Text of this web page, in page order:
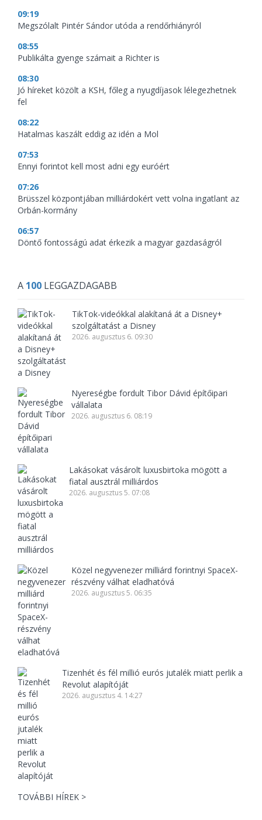
09:19
Megszólalt Pintér Sándor utóda a rendőrhiányról
08:55
Publikálta gyenge számait a Richter is
08:30
Jó híreket közölt a KSH, főleg a nyugdíjasok lélegezhetnek
fel
08:22
Hatalmas kaszált eddig az idén a Mol
07:53
Ennyi forintot kell most adni egy euróért
07:26
Brüsszel központjában milliárdokért vett volna ingatlant az
Orbán-kormány
06:57
Döntő fontosságú adat érkezik a magyar gazdaságról
A 100 LEGGAZDAGABB
TikTok-videókkal alakítaná át a Disney+
szolgáltatást a Disney
2026. augusztus 6. 09:30
Nyereségbe fordult Tibor Dávid építőipari
vállalata
2026. augusztus 6. 08:19
Lakásokat vásárolt luxusbirtoka mögött a
fiatal ausztrál milliárdos
2026. augusztus 5. 07:08
Közel negyvenezer milliárd forintnyi SpaceX-
részvény válhat eladhatóvá
2026. augusztus 5. 06:35
Tizenhét és fél millió eurós jutalék miatt perlik a
Revolut alapítóját
2026. augusztus 4. 14:27
TOVÁBBI HÍREK >